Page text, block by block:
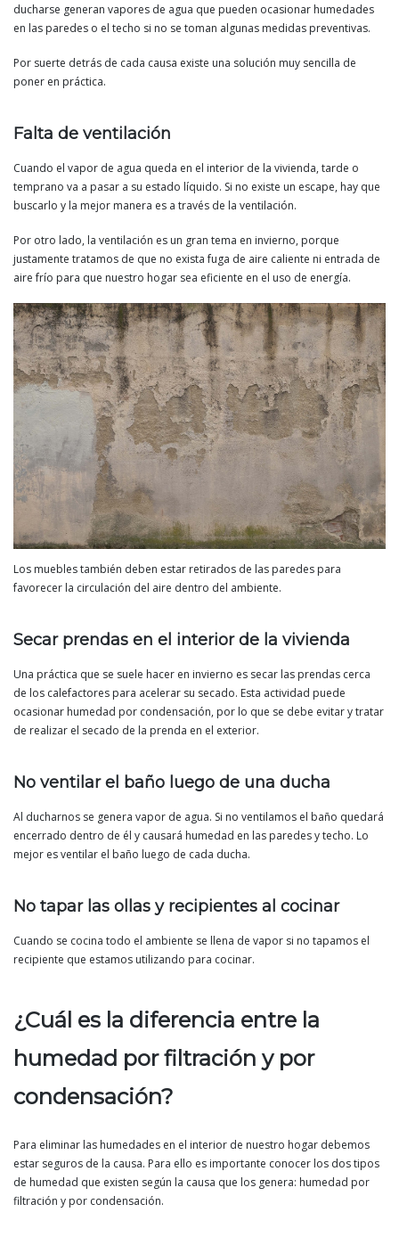
ducharse generan vapores de agua que pueden ocasionar humedades
en las paredes o el techo si no se toman algunas medidas preventivas.
Por suerte detrás de cada causa existe una solución muy sencilla de
poner en práctica.
Falta de ventilación
Cuando el vapor de agua queda en el interior de la vivienda, tarde o
temprano va a pasar a su estado líquido. Si no existe un escape, hay que
buscarlo y la mejor manera es a través de la ventilación.
Por otro lado, la ventilación es un gran tema en invierno, porque
justamente tratamos de que no exista fuga de aire caliente ni entrada de
aire frío para que nuestro hogar sea eficiente en el uso de energía.
Los muebles también deben estar retirados de las paredes para
favorecer la circulación del aire dentro del ambiente.
Secar prendas en el interior de la vivienda
Una práctica que se suele hacer en invierno es secar las prendas cerca
de los calefactores para acelerar su secado. Esta actividad puede
ocasionar humedad por condensación, por lo que se debe evitar y tratar
de realizar el secado de la prenda en el exterior.
No ventilar el baño luego de una ducha
Al ducharnos se genera vapor de agua. Si no ventilamos el baño quedará
encerrado dentro de él y causará humedad en las paredes y techo. Lo
mejor es ventilar el baño luego de cada ducha.
No tapar las ollas y recipientes al cocinar
Cuando se cocina todo el ambiente se llena de vapor si no tapamos el
recipiente que estamos utilizando para cocinar.
¿Cuál es la diferencia entre la
humedad por filtración y por
condensación?
Para eliminar las humedades en el interior de nuestro hogar debemos
estar seguros de la causa. Para ello es importante conocer los dos tipos
de humedad que existen según la causa que los genera: humedad por
filtración y por condensación.